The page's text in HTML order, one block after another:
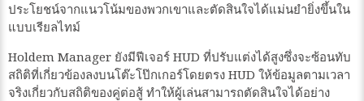
ประโยชน์จากแนวโน้มของพวกเขาและตัดสินใจได้แม่นยำยิ่งขึ้นใน
แบบเรียลไทม์
Holdem Manager ยังมีฟีเจอร์ HUD ที่ปรับแต่งได้สูงซึ่งจะซ้อนทับ
สถิติที่เกี่ยวข้องลงบนโต๊ะโป๊กเกอร์โดยตรง HUD ให้ข้อมูลตามเวลา
จริงเกี่ยวกับสถิติของคู่ต่อสู้ ทำให้ผู้เล่นสามารถตัดสินใจได้อย่าง